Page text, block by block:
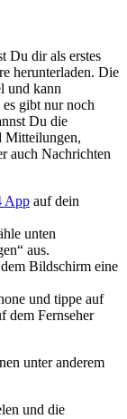
Du dir als erstes
herunterladen. Die
und kann
gibt nur noch
Du die
Mitteilungen,
auch Nachrichten
App auf dein
unten
aus.
Bildschirm eine
und tippe auf
dem Fernseher
unter anderem
und die